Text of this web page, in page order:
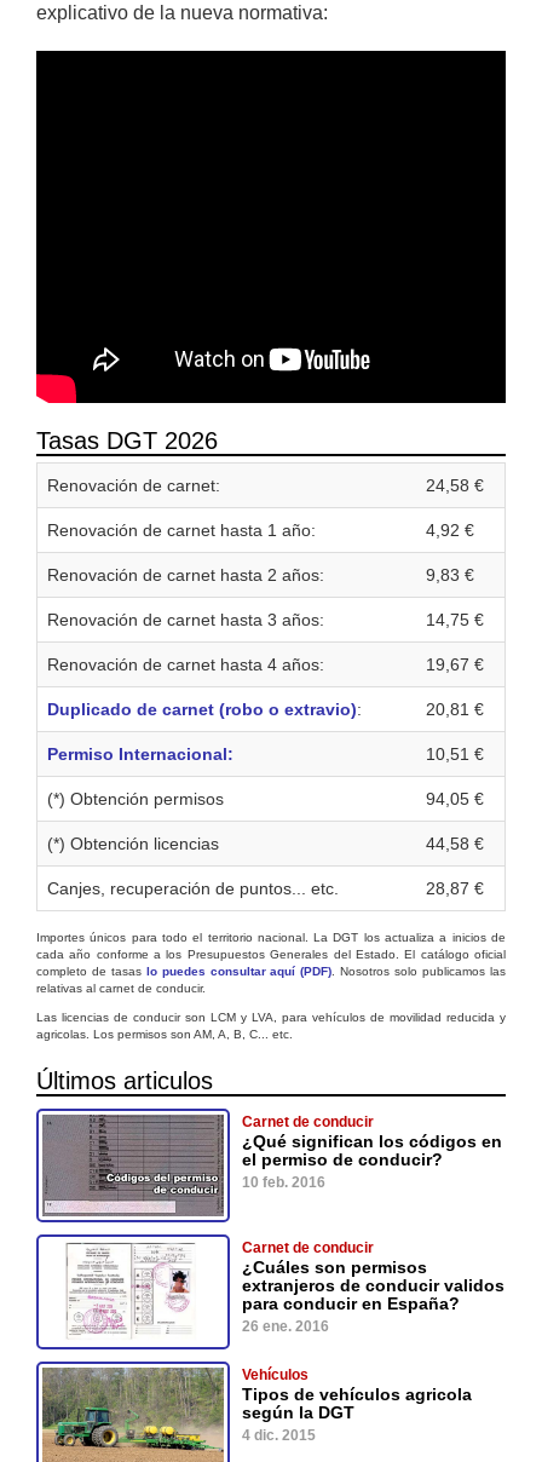
explicativo de la nueva normativa:
Tasas DGT 2026
Renovación de carnet: 24,58 €
Renovación de carnet hasta 1 año: 4,92 €
Renovación de carnet hasta 2 años: 9,83 €
Renovación de carnet hasta 3 años: 14,75 €
Renovación de carnet hasta 4 años: 19,67 €
Duplicado de carnet (robo o extravio): 20,81 €
Permiso Internacional: 10,51 €
(*) Obtención permisos 94,05 €
(*) Obtención licencias 44,58 €
Canjes, recuperación de puntos... etc. 28,87 €
Importes únicos para todo el territorio nacional. La DGT los actualiza a inicios de
cada año conforme a los Presupuestos Generales del Estado. El catálogo oficial
completo de tasas lo puedes consultar aquí (PDF) . Nosotros solo publicamos las
relativas al carnet de conducir.
Las licencias de conducir son LCM y LVA, para vehículos de movilidad reducida y
agricolas. Los permisos son AM, A, B, C... etc.
Últimos articulos
Carnet de conducir
¿Qué significan los códigos en
el permiso de conducir?
10 feb. 2016
Carnet de conducir
¿Cuáles son permisos
extranjeros de conducir validos
para conducir en España?
26 ene. 2016
Vehículos
Tipos de vehículos agricola
según la DGT
4 dic. 2015